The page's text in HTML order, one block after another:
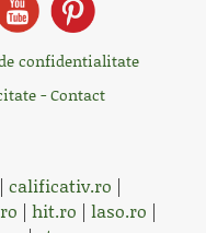
confidentialitate
- Contact
| calificativ.ro |
| hit.ro | laso.ro |